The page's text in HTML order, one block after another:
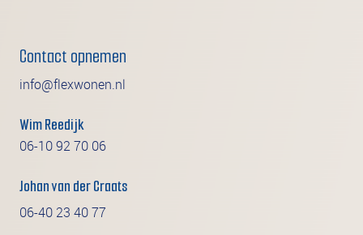
Contact opnemen
info@flexwonen.nl
Wim Reedijk
06-10 92 70 06
Johan van der Craats
06-40 23 40 77